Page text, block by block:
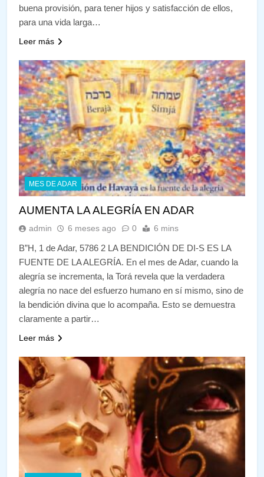
buena provisión, para tener hijos y satisfacción de ellos,
para una vida larga…
Leer más
MES DE ADAR
AUMENTA LA ALEGRÍA EN ADAR
admin 6 meses ago 0 6 mins
B”H, 1 de Adar, 5786 2 LA BENDICIÓN DE DI-S ES LA
FUENTE DE LA ALEGRÍA. En el mes de Adar, cuando la
alegría se incrementa, la Torá revela que la verdadera
alegría no nace del esfuerzo humano en sí mismo, sino de
la bendición divina que lo acompaña. Esto se demuestra
claramente a partir…
Leer más